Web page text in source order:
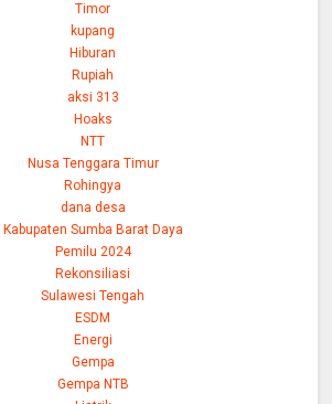
Timor
kupang
Hiburan
Rupiah
aksi 313
Hoaks
NTT
Nusa Tenggara Timur
Rohingya
dana desa
Kabupaten Sumba Barat Daya
Pemilu 2024
Rekonsiliasi
Sulawesi Tengah
ESDM
Energi
Gempa
Gempa NTB